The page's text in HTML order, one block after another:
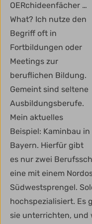
OERchideenfächer …
What? Ich nutze den
Begriff oft in
Fortbildungen oder
Meetings zur
beruflichen Bildung.
Gemeint sind seltene
Ausbildungsberufe.
Mein aktuelles
Beispiel: Kaminbau in
Bayern. Hierfür gibt
es nur zwei
eine mit einem
Südwestsprengel.
hochspezialisiert. Es
sie unterrichten, und